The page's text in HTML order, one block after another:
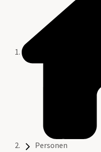
Personen